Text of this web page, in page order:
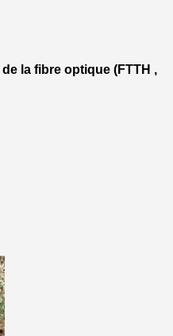
la fibre optique (FTTH ,